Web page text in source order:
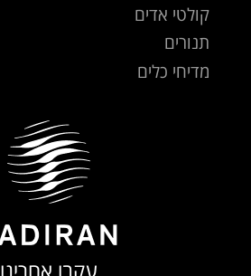
קולטי אדים
תנורים
מדיחי כלים